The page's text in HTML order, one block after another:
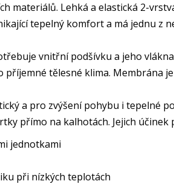
materiálů. Lehká a elastická 2-
tepelný komfort a má jednu z
vnitřní podšívku a jeho
tělesné klima. Membrána
a pro zvýšení pohybu i tepelné
přímo na kalhotách. Jejich
jednotkami
při nízkých teplotách